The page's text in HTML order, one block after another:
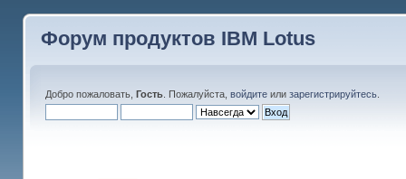
Форум продуктов IBM Lotus
Добро пожаловать, Гость. Пожалуйста, войдитеили зарегистрируйтесь.